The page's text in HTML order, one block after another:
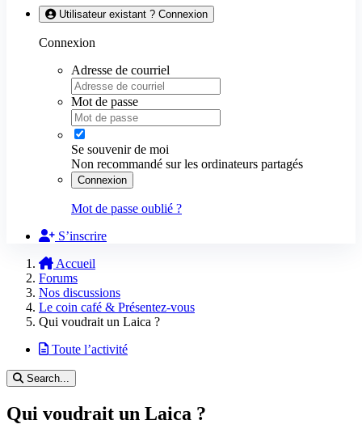
Utilisateur existant ? Connexion
Connexion
Adresse de courriel
Mot de passe
Se souvenir de moi
Non recommandé sur les ordinateurs partagés
Connexion
Mot de passe oublié ?
S’inscrire
Accueil
Forums
Nos discussions
Le coin café & Présentez-vous
Qui voudrait un Laica ?
Toute l’activité
Search...
Qui voudrait un Laica ?